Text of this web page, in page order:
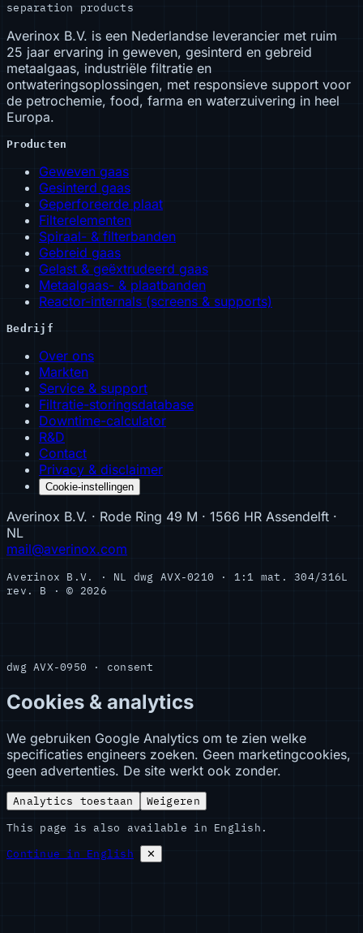
separation products
Averinox B.V. is een Nederlandse leverancier met ruim
25 jaar ervaring in geweven, gesinterd en gebreid
metaalgaas, industriële filtratie en
ontwateringsoplossingen, met responsieve support voor
de petrochemie, food, farma en waterzuivering in heel
Europa.
Producten
Geweven gaas
Gesinterd gaas
Geperforeerde plaat
Filterelementen
Spiraal- & filterbanden
Gebreid gaas
Gelast & geëxtrudeerd gaas
Metaalgaas- & plaatbanden
Reactor-internals (screens & supports)
Bedrijf
Over ons
Markten
Service & support
Filtratie-storingsdatabase
Downtime-calculator
R&D
Contact
Privacy & disclaimer
Cookie-instellingen
Averinox B.V. · Rode Ring 49 M · 1566 HR Assendelft ·
NL
mail@averinox.com
Averinox B.V. · NL dwg AVX-0210 · 1:1 mat. 304/316L
rev. B · © 2026
dwg AVX-0950 · consent
Cookies & analytics
We gebruiken Google Analytics om te zien welke
specificaties engineers zoeken. Geen marketingcookies,
geen advertenties. De site werkt ook zonder.
Analytics toestaan
Weigeren
This page is also available in English.
Continue in English
✕